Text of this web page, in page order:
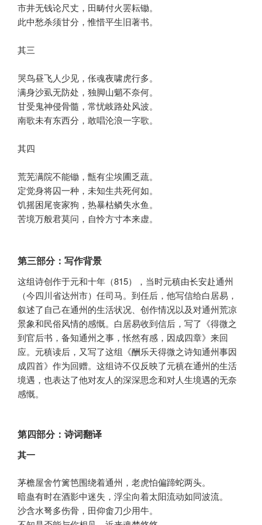
市井无钱论尺丈，田畴付火罢耘锄。
此中愁杀须甘分，惟惜平生旧著书。
其三
哭鸟昼飞人少见，伥魂夜啸虎行多。
满身沙虱无防处，独脚山魈不奈何。
甘受鬼神侵骨髓，常忧岐路处风波。
南歌未有东西分，敢唱沦浪一字歌。
其四
荒芜满院不能锄，甑有尘埃圃乏蔬。
定觉身将囚一种，未知生共死何如。
饥摇困尾丧家狗，热暴枯鳞失水鱼。
苦境万般君莫问，自怜方寸本来虚。
第三部分：写作背景
这组诗创作于元和十年（815），当时元稹由长安赴通州
（今四川省达州市）任司马。到任后，他写信给白居易，
叙述了自己在通州的生活状况、创作情况以及对通州荒凉
景象和民俗风情的感慨。白居易收到信后，写了《得微之
到官后书，备知通州之事，怅然有感，因成四章》来回
应。元稹读后，又写了这组《酬乐天得微之诗知通州事因
成四首》作为回赠。这组诗不仅反映了元稹在通州的生活
境遇，也表达了他对友人的深深思念和对人生境遇的无奈
感慨。
第四部分：诗词翻译
其一
茅檐屋舍竹篱笆围绕着通州，老虎怕偏蹄蛇两头。
暗蛊有时在酒影中迷失，浮尘向着太阳流动如同波流。
沙含水弩多伤骨，田仰畬刀少用牛。